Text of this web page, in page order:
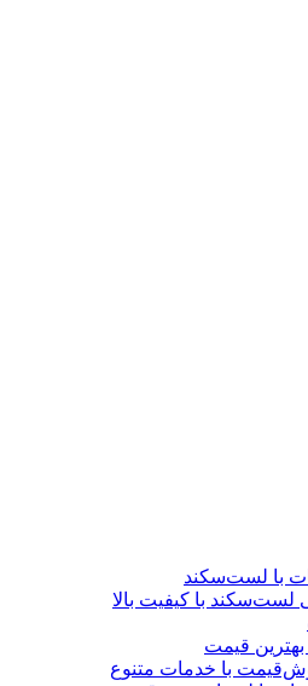
با لست‌سکند
بهترین قیمت
با خدمات متنوع